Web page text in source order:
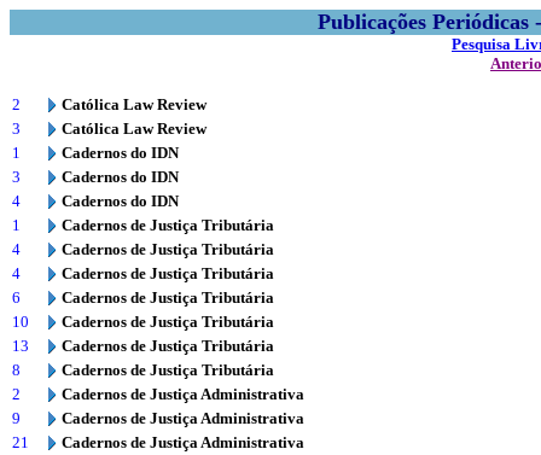
Publicações
Pesquisa
2
Católica Law Review
3
Católica Law Review
1
Cadernos do IDN
3
Cadernos do IDN
4
Cadernos do IDN
1
Cadernos de Justiça Tributária
4
Cadernos de Justiça Tributária
4
Cadernos de Justiça Tributária
6
Cadernos de Justiça Tributária
10
Cadernos de Justiça Tributária
13
Cadernos de Justiça Tributária
8
Cadernos de Justiça Tributária
2
Cadernos de Justiça Administrativa
9
Cadernos de Justiça Administrativa
21
Cadernos de Justiça Administrativa